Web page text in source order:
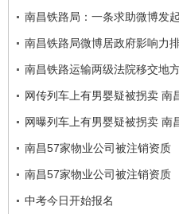
南昌铁路局：一条求助微博发
南昌铁路局微博居政府影响力
南昌铁路运输两级法院移交地
网传列车上有男婴疑被拐卖 南
网曝列车上有男婴疑被拐卖 南
南昌57家物业公司被注销资质
南昌57家物业公司被注销资质
中考今日开始报名